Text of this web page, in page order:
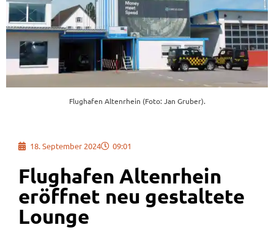
Flughafen Altenrhein (Foto: Jan Gruber).
18. September 2024 09:01
Flughafen Altenrhein
eröffnet neu gestaltete
Lounge